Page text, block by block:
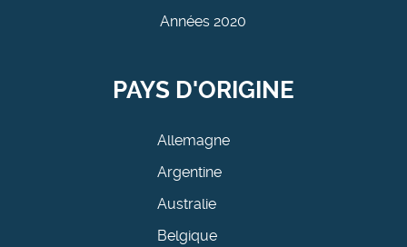
Années 2020
PAYS D'ORIGINE
Allemagne
Argentine
Australie
Belgique